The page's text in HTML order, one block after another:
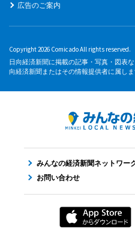
広告のご案内
Copyright 2026 Comicado All rights reserved.
日向経済新聞に掲載の記事・写真・図表
向経済新聞またはその情報提供者に属しま
みんなの経済新聞ネットワー
お問い合わせ